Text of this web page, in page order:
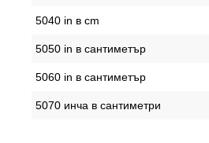
5040 in в cm
5050 in в сантиметър
5060 in в сантиметър
5070 инча в сантиметри